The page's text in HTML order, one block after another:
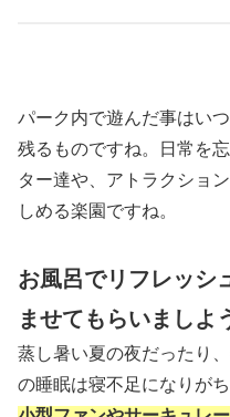
パーク内で遊んだ事はい
残るものですね。日常を
ター達や、アトラクショ
しめる楽園ですね。
お風呂でリフレッシ
ませてもらいましよ
蒸し暑い夏の夜だったり
の睡眠は寝不足になりがち